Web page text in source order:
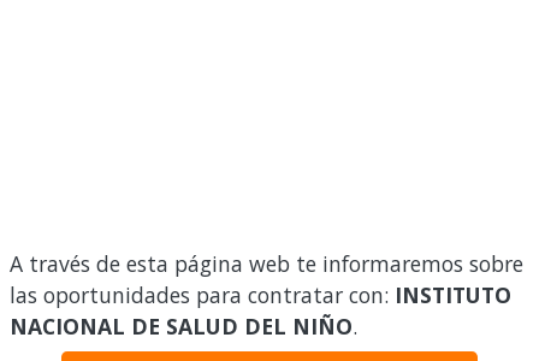
A través de esta página web te informaremos sobre
las oportunidades para contratar con: INSTITUTO
NACIONAL DE SALUD DEL NIÑO.